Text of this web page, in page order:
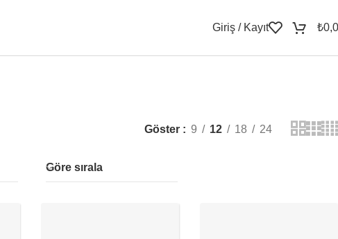
Giriş / Kayıt ₺
Göster 9 12 18 24
Göre sırala